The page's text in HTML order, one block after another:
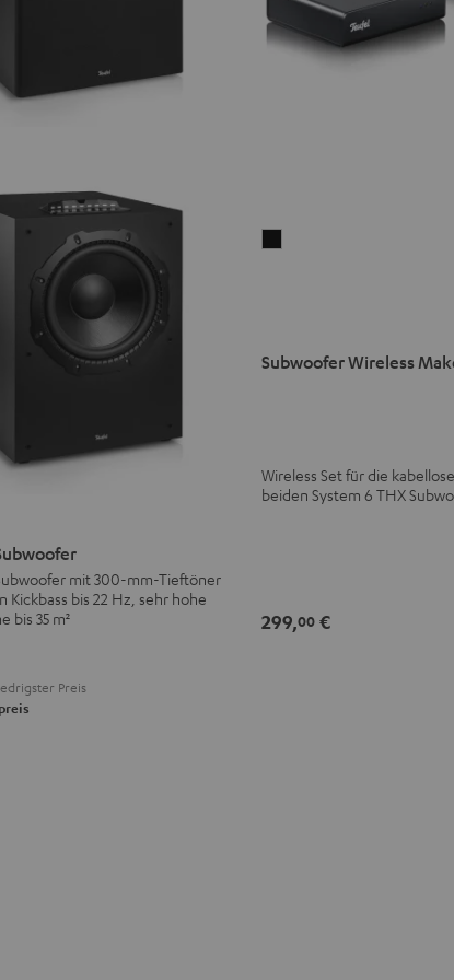
mit 300-mm-Tieftöner
bis 22 Hz, sehr hohe
bis 35 m²
Preis
THX
Subwoofer Wireless
Wireless Set für die
beiden System 6 THX
299,00 €